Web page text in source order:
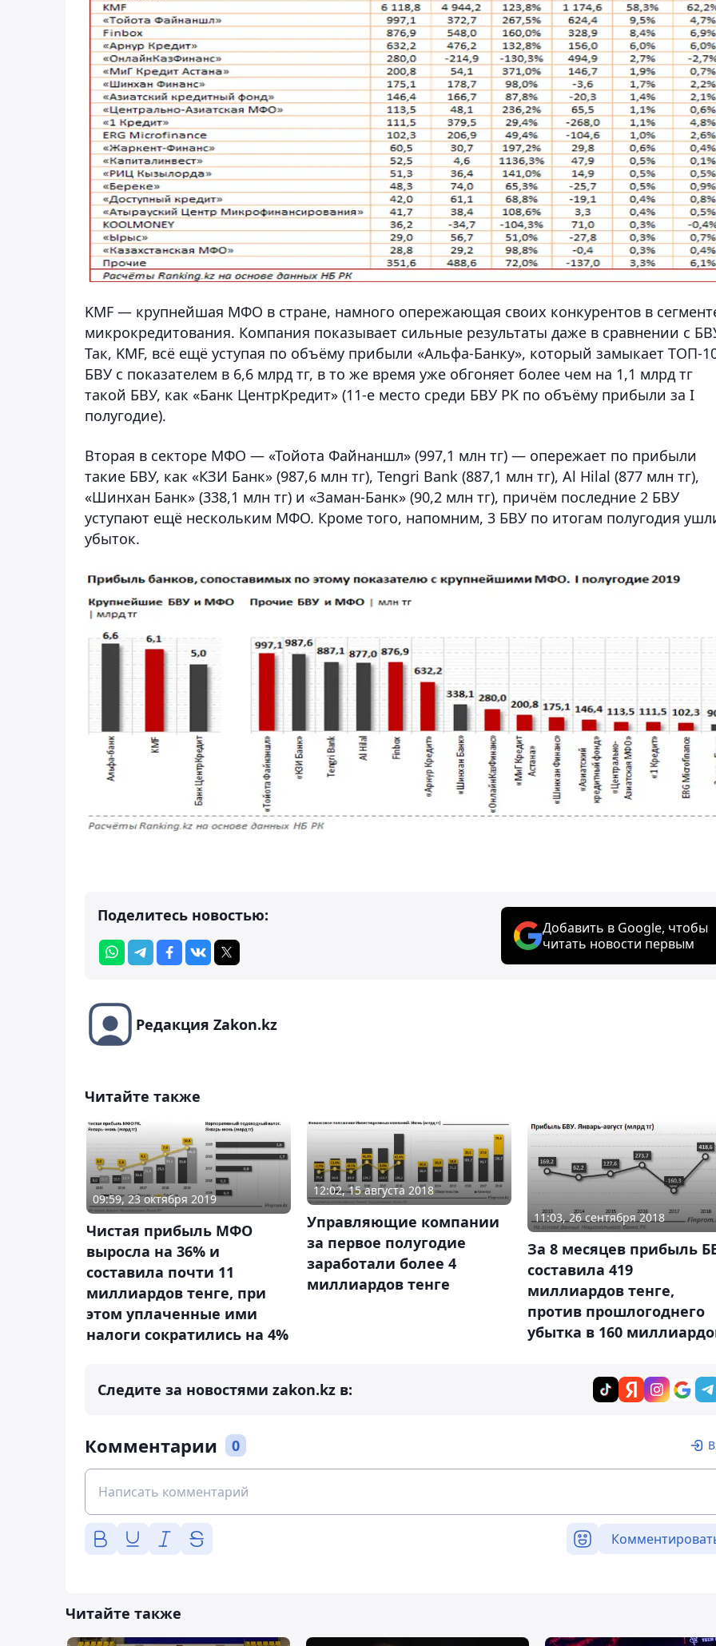
KMF — крупнейшая МФО в стране, намного опережающая своих конкурентов в
микрокредитования. Компания показывает сильные результаты даже в сравнении с
Так, KMF, всё ещё уступая по объёму прибыли «Альфа-Банку», который замыкает ТОП-
БВУ с показателем в 6,6 млрд тг, в то же время уже обгоняет более чем на 1,1 млрд тг
такой БВУ, как «Банк ЦентрКредит» (11-е место среди БВУ РК по объёму прибыли за I
полугодие).
Вторая в секторе МФО — «Тойота Файнаншл» (997,1 млн тг) — опережает по прибыли
такие БВУ, как «КЗИ Банк» (987,6 млн тг), Tengri Bank (887,1 млн тг), Al Hilal (877 млн тг),
«Шинхан Банк» (338,1 млн тг) и «Заман-Банк» (90,2 млн тг), причём последние 2 БВУ
уступают ещё нескольким МФО. Кроме того, напомним, 3 БВУ по итогам полугодия
убыток.
Поделитесь новостью:
Добавить в Google, чтобы
читать новости первым
Редакция Zakon.kz
Читайте также
09:59, 23 октября 2019
Чистая прибыль МФО
выросла на 36% и
составила почти 11
миллиардов тенге, при
этом уплаченные ими
налоги сократились на 4%
12:02, 15 августа 2018
Управляющие компании
за первое полугодие
заработали более 4
миллиардов тенге
11:03, 26 сентября 2018
За 8 месяцев прибыль
составила 419
миллиардов тенге,
против прошлогоднего
убытка в 160
Следите за новостями zakon.kz в:
Комментарии 0
Читайте также